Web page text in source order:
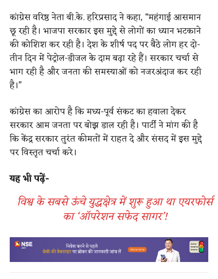
कांग्रेस वरिष्ठ नेता बी.के. हरिप्रसाद ने कहा, “महंगाई आसमान
छू रही है। भाजपा सरकार इस मुद्दे से लोगों का ध्यान भटकाने
की कोशिश कर रही है। देश के शीर्ष पद पर बैठे लोग हर दो-
तीन दिन में पेट्रोल-डीजल के दाम बढ़ा रहे हैं। सरकार चर्चा से
भाग रही है और जनता की समस्याओं को नजरअंदाज कर रही
है।”
कांग्रेस का आरोप है कि मध्य-पूर्व संकट का हवाला देकर
सरकार आम जनता पर बोझ डाल रही है। पार्टी ने मांग की है
कि केंद्र सरकार तुरंत कीमतों में राहत दे और संसद में इस मुद्दे
पर विस्तृत चर्चा करे।
यह भी पढ़ें-
विश्व के सबसे ऊंचे युद्धक्षेत्र में शुरू हुआ था एयरफोर्स
का ‘ऑपरेशन सफेद सागर’!